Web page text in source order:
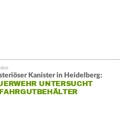
Kanister in Heidelberg:
UNTERSUCHT